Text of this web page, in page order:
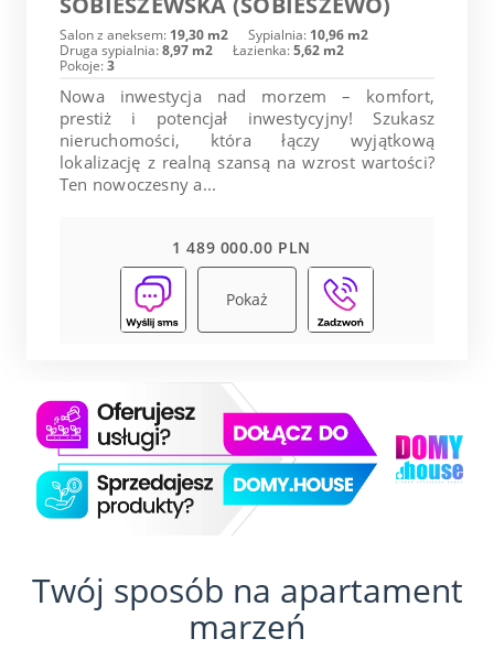
Salon z aneksem: 19,30 m2 Sypialnia: 10,96 m2
Druga sypialnia:8,97 m2 Łazienka:5,62 m2
Pokoje:3
Nowa inwestycja nad morzem – komfort,
prestiż i potencjał inwestycyjny! Szukasz
nieruchomości, która łączy wyjątkową
lokalizację z realną szansą na wzrost wartości?
Ten nowoczesny a...
1 489 000.00 PLN
Pokaż
Twój sposób na apartament
marzeń